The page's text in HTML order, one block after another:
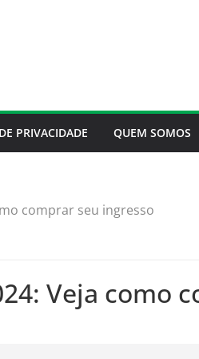
PRIVACIDADE QUEM SOMOS
comprar seu ingresso
Veja como